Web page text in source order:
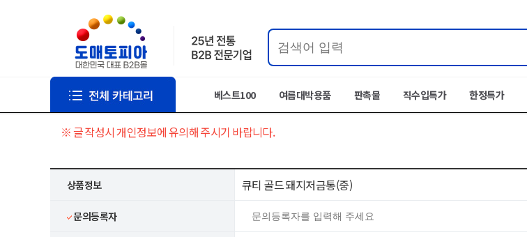
베스트100 여름대박용품 판촉물 직수입특가 한정특가
※ 글 작성시 개인정보에 유의해 주시기 바랍니다.
상품정보 큐티 골드 돼지저금통(중)
문의등록자